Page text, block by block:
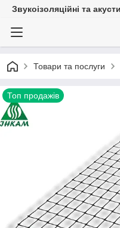
Звукоізоляційні та
Товари та послуги
Топ продажів